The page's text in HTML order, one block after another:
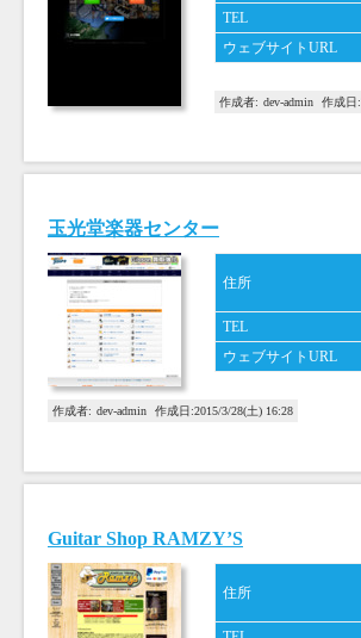
TEL
ウェブサイトURL
作成者: dev-admin 作成日:
玉光堂楽器センター
住所
TEL
ウェブサイトURL
作成者: dev-admin 作成日:2015/3/28(土) 16:28
Guitar Shop RAMZY’S
住所